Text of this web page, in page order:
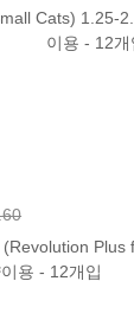
Plus
용 - 12개입